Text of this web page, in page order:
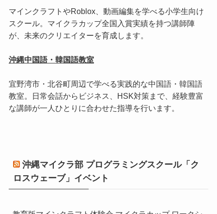
マインクラフトやRoblox、動画編集を学べる小学生向け
スクール。マイクラカップ全国入賞実績を持つ講師陣
が、未来のクリエイターを育成します。
沖縄中国語・韓国語教室
宜野湾市・北谷町周辺で学べる実践的な中国語・韓国語
教室。日常会話からビジネス、HSK対策まで、経験豊富
な講師が一人ひとりに合わせた指導を行います。
沖縄マイクラ部 プログラミングスクール「ク
ロスウェーブ」イベント